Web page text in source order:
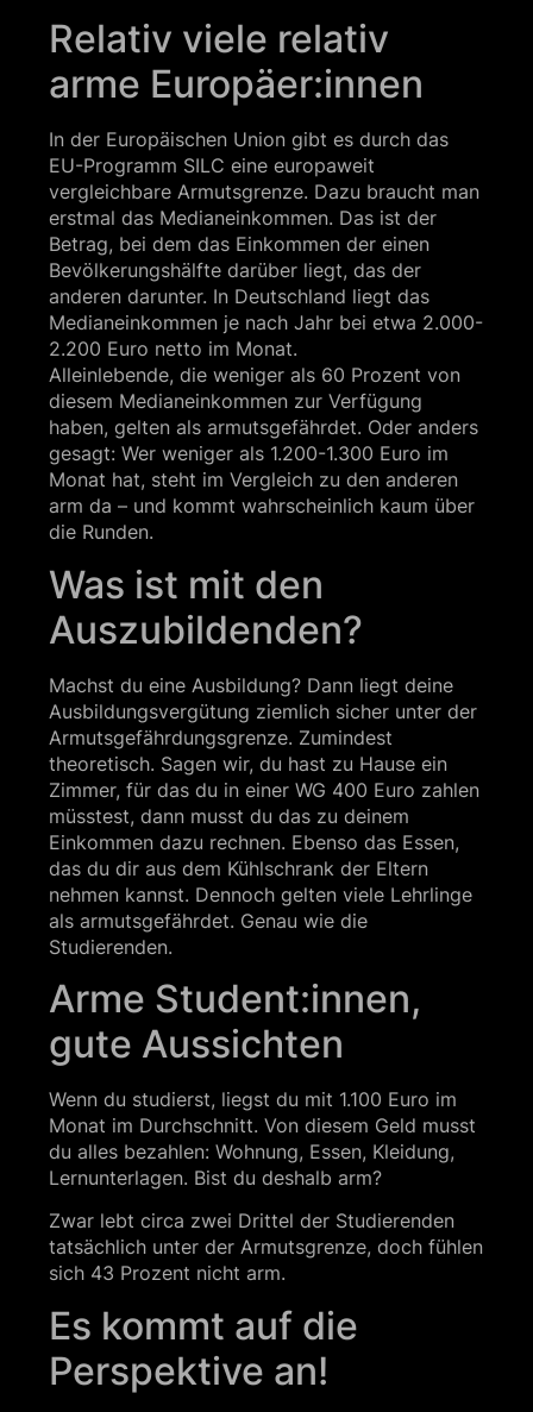
Relativ viele relativ
arme Europäer:innen
In der Europäischen Union gibt es durch das
EU-Programm SILC eine europaweit
vergleichbare Armutsgrenze. Dazu braucht man
erstmal das Medianeinkommen. Das ist der
Betrag, bei dem das Einkommen der einen
Bevölkerungshälfte darüber liegt, das der
anderen darunter. In Deutschland liegt das
Medianeinkommen je nach Jahr bei etwa 2.000-
2.200 Euro netto im Monat.
Alleinlebende, die weniger als 60 Prozent von
diesem Medianeinkommen zur Verfügung
haben, gelten als armutsgefährdet. Oder anders
gesagt: Wer weniger als 1.200-1.300 Euro im
Monat hat, steht im Vergleich zu den anderen
arm da – und kommt wahrscheinlich kaum über
die Runden.
Was ist mit den
Auszubildenden?
Machst du eine Ausbildung? Dann liegt deine
Ausbildungsvergütung ziemlich sicher unter der
Armutsgefährdungsgrenze. Zumindest
theoretisch. Sagen wir, du hast zu Hause ein
Zimmer, für das du in einer WG 400 Euro zahlen
müsstest, dann musst du das zu deinem
Einkommen dazu rechnen. Ebenso das Essen,
das du dir aus dem Kühlschrank der Eltern
nehmen kannst. Dennoch gelten viele Lehrlinge
als armutsgefährdet. Genau wie die
Studierenden.
Arme Student:innen,
gute Aussichten
Wenn du studierst, liegst du mit 1.100 Euro im
Monat im Durchschnitt. Von diesem Geld musst
du alles bezahlen: Wohnung, Essen, Kleidung,
Lernunterlagen. Bist du deshalb arm?
Zwar lebt circa zwei Drittel der Studierenden
tatsächlich unter der Armutsgrenze, doch fühlen
sich 43 Prozent nicht arm.
Es kommt auf die
Perspektive an!